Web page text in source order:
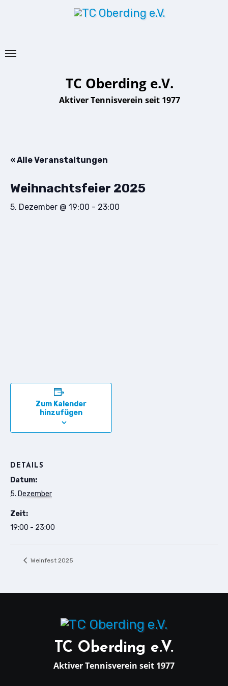
TC Oberding e.V.
Aktiver Tennisverein seit 1977
« Alle Veranstaltungen
Weihnachtsfeier 2025
5. Dezember @ 19:00 - 23:00
Zum Kalender
hinzufügen
DETAILS
Datum:
5. Dezember
Zeit:
19:00 - 23:00
Weinfest 2025
TC Oberding e.V.
Aktiver Tennisverein seit 1977